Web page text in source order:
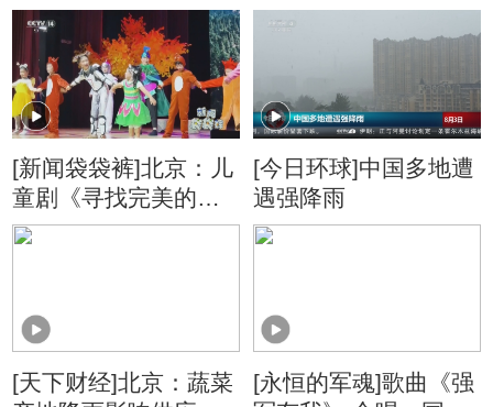
力用户快速选品
[新闻袋袋裤]北京：儿
童剧《寻找完美的小
鹿问问》上演
[今日环球]中国多地遭
遇强降雨
[天下财经]北京：蔬菜
[永恒的军魂]歌曲《强